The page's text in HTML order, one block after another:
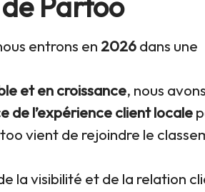
entrons en2026dans une
et en croissance, nous
de l’expérience client locale
vient de rejoindre le
la visibilité et de la relation